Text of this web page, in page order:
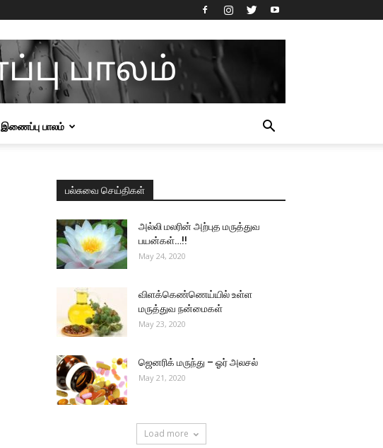
இணைப்பு பாலம்
பல்சுவை செய்திகள்
அல்லி மலரின் அற்புத மருத்துவ
பயன்கள்…!!
May 24, 2020
விளக்கெண்ணெய்யில் உள்ள
மருத்துவ நன்மைகள்
May 23, 2020
ஜெனரிக் மருந்து – ஓர் அலசல்
May 21, 2020
Load more